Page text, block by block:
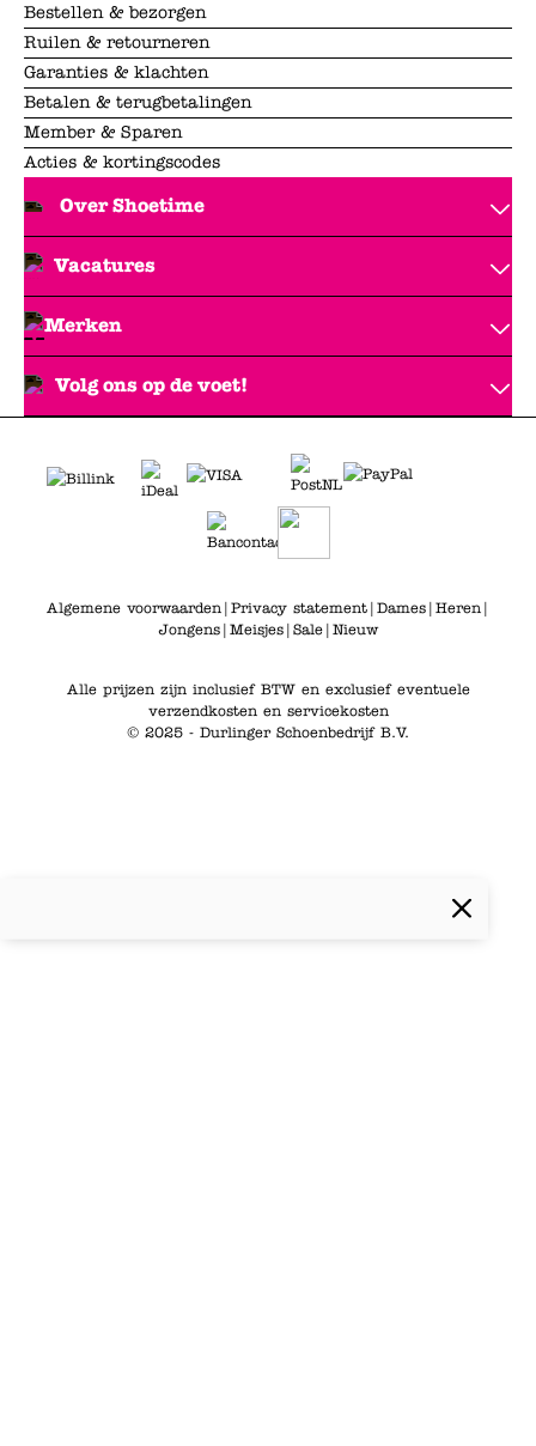
Bestellen & bezorgen
Ruilen & retourneren
Garanties & klachten
Betalen & terugbetalingen
Member & Sparen
Acties & kortingscodes
Over Shoetime
Vacatures
Merken
Volg ons op de voet!
Algemene voorwaarden| Privacy statement| Dames| Heren|
Jongens| Meisjes| Sale| Nieuw
Alle prijzen zijn inclusief BTW en exclusief eventuele
verzendkosten en servicekosten
© 2025 - Durlinger Schoenbedrijf B.V.